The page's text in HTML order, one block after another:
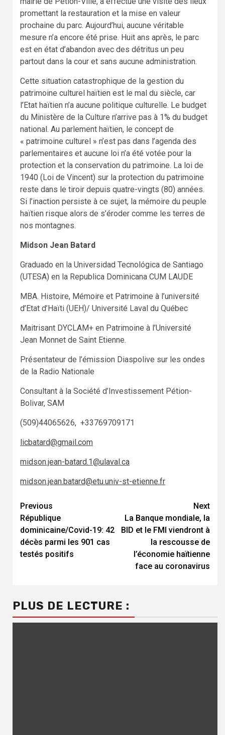
promettant la restauration et la mise en valeur
prochaine du parc. Aujourd’hui, aucune véritable
mesure n’a encore été prise. Huit ans après, le parc
est en état d’abandon avec des détritus un peu
partout dans la cour et sans aucune administration.
Cette situation catastrophique de la gestion du
patrimoine culturel haïtien est le mal du siècle, car
l’Etat haïtien n’a aucune politique culturelle. Le budget
du Ministère de la Culture n’arrive pas à 1% du budget
national. Au parlement haïtien, le concept de
« patrimoine culturel » n’est pas dans l’agenda des
parlementaires et aucune loi n’a été votée pour la
protection et la conservation du patrimoine. La loi de
1940 (Loi de Vincent) sur la protection du patrimoine
reste dans le tiroir depuis quatre-vingts (80) années.
Si l’inaction persiste à ce sujet, la mémoire du peuple
haïtien risque alors de s’éroder comme les terres de
nos montagnes.
Midson Jean Batard
Graduado en la Universidad Tecnológica de Santiago
(UTESA) en la Republica Dominicana CUM LAUDE
MBA. Histoire, Mémoire et Patrimoine à l’université
d’Etat d’Haïti (UEH)/ Université Laval du Québec
Maitrisant DYCLAM+ en Patrimoine à l’Université
Jean Monnet de Saint Etienne.
Présentateur de l’émission Diaspolive sur les ondes
de la Radio Nationale
Consultant à la Société d’Investissement Pétion-
Bolivar, SAM
(509)44065626, +33769709171
licbatard@gmail.com
midson.jean-batard.1@ulaval.ca
midson.jean.batard@etu.univ-st-etienne.fr
Continue
Reading
Previous
République
dominicaine/Covid-19: 42
décès parmi les 901 cas
testés positifs
Next
La Banque mondiale, la
BID et le FMI viendront à
la rescousse de
l’économie haïtienne
face au coronavirus
PLUS DE LECTURE :